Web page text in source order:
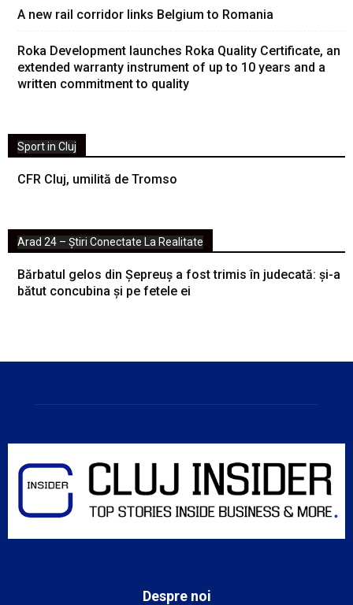
A new rail corridor links Belgium to Romania
Roka Development launches Roka Quality Certificate, an
extended warranty instrument of up to 10 years and a
written commitment to quality
Sport in Cluj
CFR Cluj, umilită de Tromso
Arad 24 – Știri Conectate La Realitate
Bărbatul gelos din Șepreuș a fost trimis în judecată: și-a
bătut concubina și pe fetele ei
Despre noi